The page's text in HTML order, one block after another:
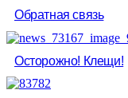
Обратная связь
Осторожно! Клещи!